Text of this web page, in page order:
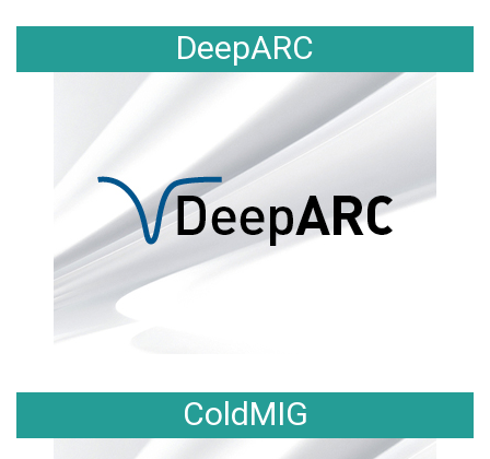
DeepARC
ColdMIG